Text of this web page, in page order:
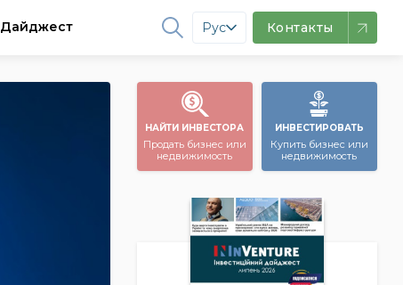
Дайджест Рус Контакты
НАЙТИ ИНВЕСТОРА
Продать бизнес или
недвижимость
ИНВЕСТИРОВАТЬ
Купить бизнес или
недвижимость